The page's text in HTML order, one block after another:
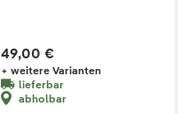
49,00 €
+ weitere Varianten
lieferbar
abholbar